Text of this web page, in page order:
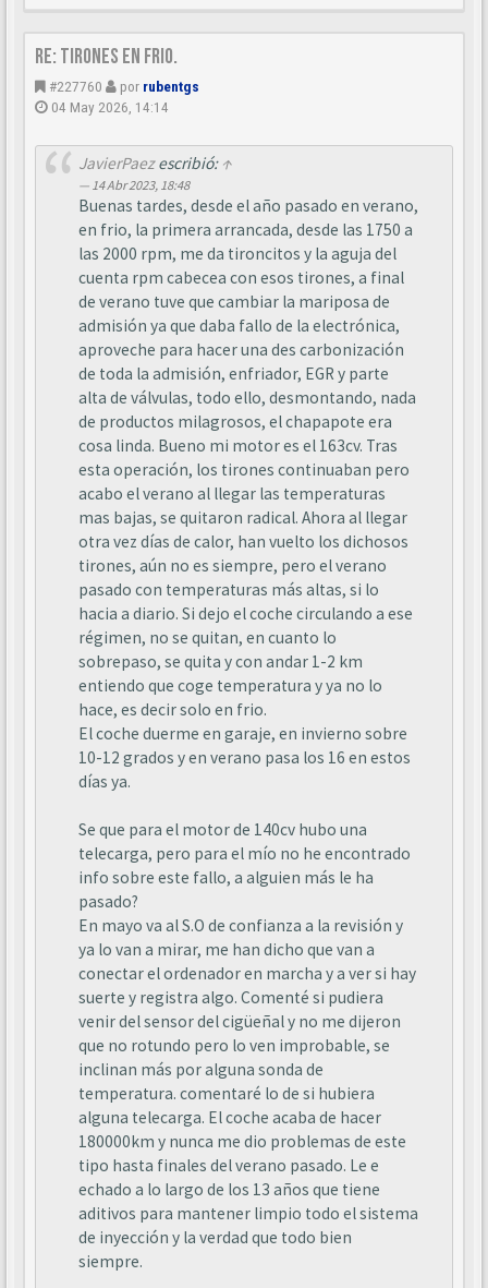
Re: Tirones en frio.
#227760 por rubentgs
04 May 2026, 14:14
JavierPaezescribió: ↑
14 Abr 2023, 18:48
Buenas tardes, desde el año pasado en verano,
en frio, la primera arrancada, desde las 1750 a
las 2000 rpm, me da tironcitos y la aguja del
cuenta rpm cabecea con esos tirones, a final
de verano tuve que cambiar la mariposa de
admisión ya que daba fallo de la electrónica,
aproveche para hacer una des carbonización
de toda la admisión, enfriador, EGR y parte
alta de válvulas, todo ello, desmontando, nada
de productos milagrosos, el chapapote era
cosa linda. Bueno mi motor es el 163cv. Tras
esta operación, los tirones continuaban pero
acabo el verano al llegar las temperaturas
mas bajas, se quitaron radical. Ahora al llegar
otra vez días de calor, han vuelto los dichosos
tirones, aún no es siempre, pero el verano
pasado con temperaturas más altas, si lo
hacia a diario. Si dejo el coche circulando a ese
régimen, no se quitan, en cuanto lo
sobrepaso, se quita y con andar 1-2 km
entiendo que coge temperatura y ya no lo
hace, es decir solo en frio.
El coche duerme en garaje, en invierno sobre
10-12 grados y en verano pasa los 16 en estos
días ya.
Se que para el motor de 140cv hubo una
telecarga, pero para el mío no he encontrado
info sobre este fallo, a alguien más le ha
pasado?
En mayo va al S.O de confianza a la revisión y
ya lo van a mirar, me han dicho que van a
conectar el ordenador en marcha y a ver si hay
suerte y registra algo. Comenté si pudiera
venir del sensor del cigüeñal y no me dijeron
que no rotundo pero lo ven improbable, se
inclinan más por alguna sonda de
temperatura. comentaré lo de si hubiera
alguna telecarga. El coche acaba de hacer
180000km y nunca me dio problemas de este
tipo hasta finales del verano pasado. Le e
echado a lo largo de los 13 años que tiene
aditivos para mantener limpio todo el sistema
de inyección y la verdad que todo bien
siempre.